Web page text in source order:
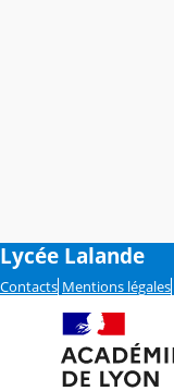
Lycée Lalande
Contacts Mentions légales